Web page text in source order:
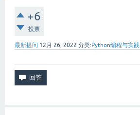
+6
投票
最新提问 12月 26, 2022 分类:Python编程与实践